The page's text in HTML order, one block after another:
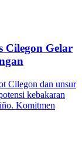
Cilegon Gelar
Cilegon dan unsur
kebakaran
Komitmen